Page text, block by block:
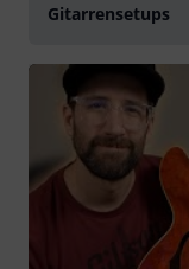
Gitarrensetups